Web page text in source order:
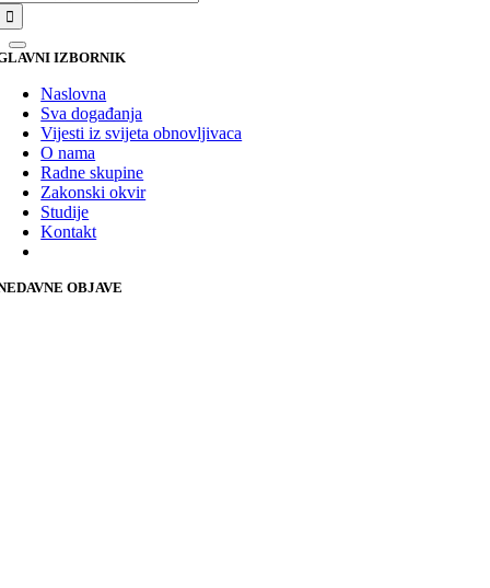
IZBORNIK
Naslovna
Sva događanja
Vijesti iz svijeta obnovljivaca
O nama
Radne skupine
Zakonski okvir
Studije
Kontakt
OBJAVE